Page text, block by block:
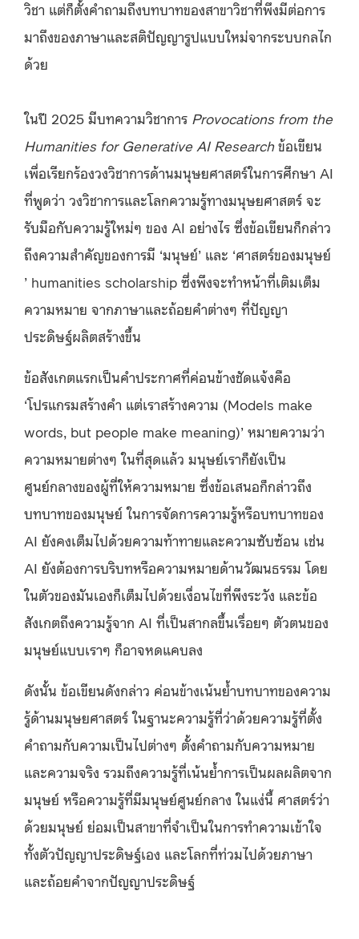
วิชา แต่ก็ตั้งคำถามถึงบทบาทของสาขาวิชาที่พึงมีต่อการ
มาถึงของภาษาและสติปัญญารูปแบบใหม่จากระบบกลไก
ด้วย
ในปี 2025 มีบทความวิชาการ Provocations from the
Humanities for Generative AI Researchข้อเขียน
เพื่อเรียกร้องวงวิชาการด้านมนุษยศาสตร์ในการศึกษา AI
ที่พูดว่า วงวิชาการและโลกความรู้ทางมนุษยศาสตร์ จะ
รับมือกับความรู้ใหม่ๆ ของ AI อย่างไร ซึ่งข้อเขียนก็กล่าว
ถึงความสำคัญของการมี ‘มนุษย์’ และ ‘ศาสตร์ของมนุษย์
’ humanities scholarship ซึ่งพึงจะทำหน้าที่เติมเต็ม
ความหมาย จากภาษาและถ้อยคำต่างๆ ที่ปัญญา
ประดิษฐ์ผลิตสร้างขึ้น
ข้อสังเกตแรกเป็นคำประกาศที่ค่อนข้างชัดแจ้งคือ
‘โปรแกรมสร้างคำ แต่เราสร้างความ (Models make
words, but people make meaning)’ หมายความว่า
ความหมายต่างๆ ในที่สุดแล้ว มนุษย์เราก็ยังเป็น
ศูนย์กลางของผู้ที่ให้ความหมาย ซึ่งข้อเสนอก็กล่าวถึง
บทบาทของมนุษย์ ในการจัดการความรู้หรือบทบาทของ
AI ยังคงเต็มไปด้วยความท้าทายและความซับซ้อน เช่น
AI ยังต้องการบริบทหรือความหมายด้านวัฒนธรรม โดย
ในตัวของมันเองก็เต็มไปด้วยเงื่อนไขที่พึงระวัง และข้อ
สังเกตถึงความรู้จาก AI ที่เป็นสากลขึ้นเรื่อยๆ ตัวตนของ
มนุษย์แบบเราๆ ก็อาจหดแคบลง
ดังนั้น ข้อเขียนดังกล่าว ค่อนข้างเน้นย้ำบทบาทของความ
รู้ด้านมนุษยศาสตร์ ในฐานะความรู้ที่ว่าด้วยความรู้ที่ตั้ง
คำถามกับความเป็นไปต่างๆ ตั้งคำถามกับความหมาย
และความจริง รวมถึงความรู้ที่เน้นย้ำการเป็นผลผลิตจาก
มนุษย์ หรือความรู้ที่มีมนุษย์ศูนย์กลาง ในแง่นี้ ศาสตร์ว่า
ด้วยมนุษย์ ย่อมเป็นสาขาที่จำเป็นในการทำความเข้าใจ
ทั้งตัวปัญญาประดิษฐ์เอง และโลกที่ท่วมไปด้วยภาษา
และถ้อยคำจากปัญญาประดิษฐ์